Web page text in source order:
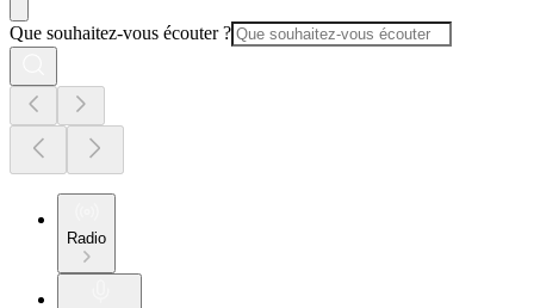
Que souhaitez-vous écouter ?
Radio